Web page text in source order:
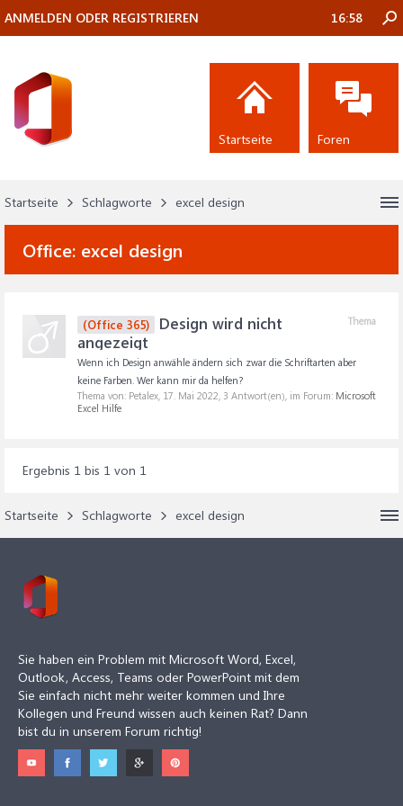
Startseite Schlagworte excel design
Office: excel design
Thema
(Office 365)
Design wird nicht
angezeigt
Wenn ich Design anwähle ändern sich zwar die Schriftarten aber
keine Farben. Wer kann mir da helfen?
Thema von: Petalex, 17. Mai 2022, 3 Antwort(en), im Forum: Microsoft
Excel Hilfe
Ergebnis 1 bis 1 von 1
Startseite Schlagworte excel design
ANMELDEN ODER REGISTRIEREN 16:58
Startseite Foren
Sie haben ein Problem mit Microsoft Word, Excel,
Outlook, Access, Teams oder PowerPoint mit dem
Sie einfach nicht mehr weiter kommen und Ihre
Kollegen und Freund wissen auch keinen Rat? Dann
bist du in unserem Forum richtig!